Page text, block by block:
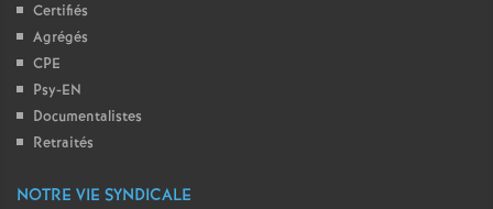
Certifiés
Agrégés
CPE
Psy-EN
Documentalistes
Retraités
NOTRE VIE SYNDICALE